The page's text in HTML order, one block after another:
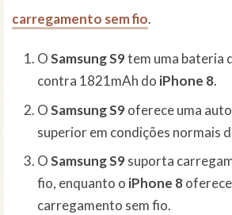
carregamento sem fio.
OSamsung S9tem uma bateria
contra 1821mAh do iPhone 8.
OSamsung S9oferece uma
superior em condições normais
OSamsung S9suporta
fio, enquanto o iPhone 8
carregamento sem fio.